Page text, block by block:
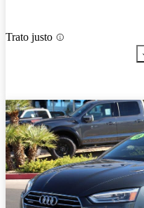
Trato justo